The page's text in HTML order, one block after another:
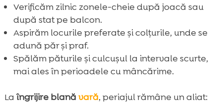
Verificăm zilnic zonele-cheie după joacă sau
după stat pe balcon.
Aspirăm locurile preferate și colțurile, unde se
adună păr și praf.
Spălăm păturile și culcușul la intervale scurte,
mai ales în perioadele cu mâncărime.
Laîngrijire blană vară, periajul rămâne un aliat: